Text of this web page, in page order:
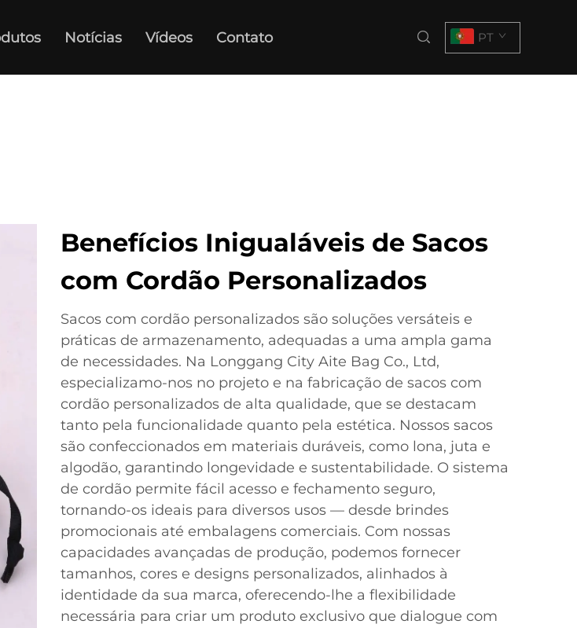
Notícias Vídeos Contato PT
Benefícios Inigualáveis de Sacos
com Cordão Personalizados
Sacos com cordão personalizados são soluções versáteis e
práticas de armazenamento, adequadas a uma ampla gama
de necessidades. Na Longgang City Aite Bag Co., Ltd,
especializamo-nos no projeto e na fabricação de sacos com
cordão personalizados de alta qualidade, que se destacam
tanto pela funcionalidade quanto pela estética. Nossos sacos
são confeccionados em materiais duráveis, como lona, juta e
algodão, garantindo longevidade e sustentabilidade. O sistema
de cordão permite fácil acesso e fechamento seguro,
tornando-os ideais para diversos usos — desde brindes
promocionais até embalagens comerciais. Com nossas
capacidades avançadas de produção, podemos fornecer
tamanhos, cores e designs personalizados, alinhados à
identidade da sua marca, oferecendo-lhe a flexibilidade
necessária para criar um produto exclusivo que dialogue com